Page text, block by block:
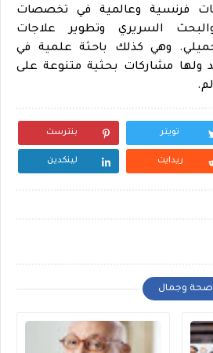
فرنسية وعالمية في تخصصات
السريري وتطوير علاجات
وهي كذلك باحثة علمية في
ولها مشاركات بحثية متنوعة على
تويتر بنترست
ريدايت لينكدين
صحة وجمال